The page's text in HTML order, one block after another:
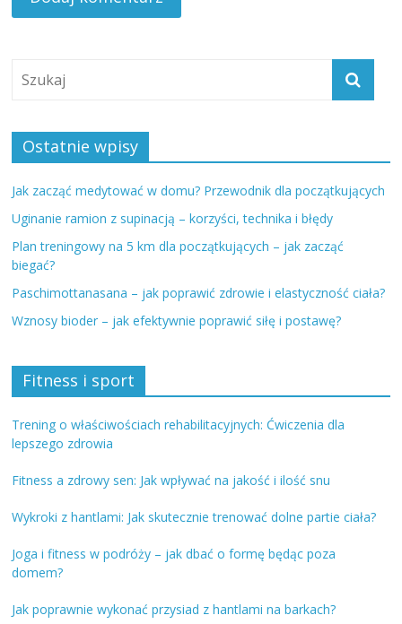
Ostatnie wpisy
Jak zacząć medytować w domu? Przewodnik dla początkujących
Uginanie ramion z supinacją – korzyści, technika i błędy
Plan treningowy na 5 km dla początkujących – jak zacząć
biegać?
Paschimottanasana – jak poprawić zdrowie i elastyczność ciała?
Wznosy bioder – jak efektywnie poprawić siłę i postawę?
Fitness i sport
Trening o właściwościach rehabilitacyjnych: Ćwiczenia dla
lepszego zdrowia
Fitness a zdrowy sen: Jak wpływać na jakość i ilość snu
Wykroki z hantlami: Jak skutecznie trenować dolne partie ciała?
Joga i fitness w podróży – jak dbać o formę będąc poza
domem?
Jak poprawnie wykonać przysiad z hantlami na barkach?